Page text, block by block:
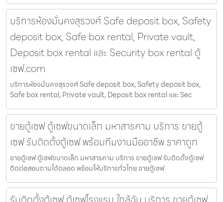
บริการห้องมั่นคงสุรวงศ์ Safe deposit box, Safety
deposit box, Safe box rental, Private vault,
Deposit box rental และ Security box rental ตู้
เซฟ.com
บริการห้องมั่นคงสุรวงศ์ Safe deposit box, Safety deposit box,
Safe box rental, Private vault, Deposit box rental และ Sec
ขายตู้เซฟ ตู้เซฟขนาดเล็ก มหาสารคาม บริการ ขายตู้
เซฟ รับติดตั้งตู้เซฟ พร้อมทีมงานมืออาชีพ ราคาถูก
ขายตู้เซฟ ตู้เซฟขนาดเล็ก มหาสารคาม บริการ ขายตู้เซฟ รับติดตั้งตู้เซฟ
ติดต่อสอบถามได้ตลอด พร้อมให้บริการทั่วไทย ขายตู้เซฟ